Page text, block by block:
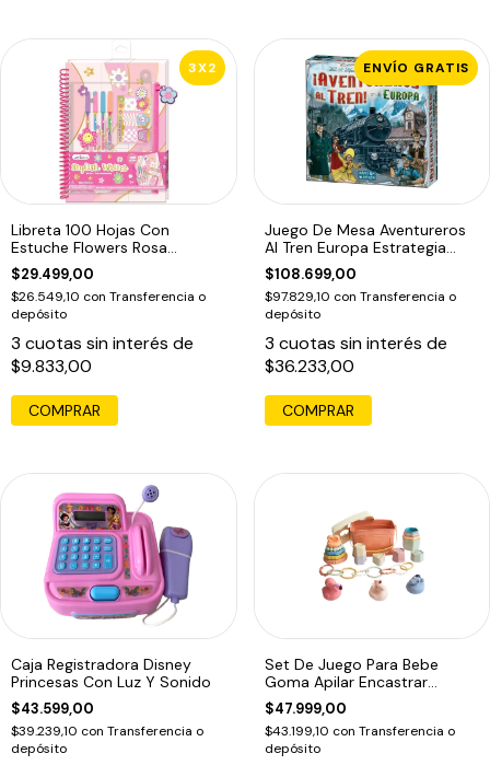
3X2
Libreta 100 Hojas Con
Estuche Flowers Rosa
Flowers
$29.499,00
$26.549,10 con Transferencia o
depósito
3 cuotas sin interés de
$9.833,00
ENVÍO GRATIS
Juego De Mesa Aventureros
Al Tren Europa Estrategia
Maldon
$108.699,00
$97.829,10 con Transferencia o
depósito
3 cuotas sin interés de
$36.233,00
Caja Registradora Disney
Princesas Con Luz Y Sonido
$43.599,00
$39.239,10 con Transferencia o
depósito
Set De Juego Para Bebe
Goma Apilar Encastrar
Bañera Ensarte
$47.999,00
$43.199,10 con Transferencia o
depósito